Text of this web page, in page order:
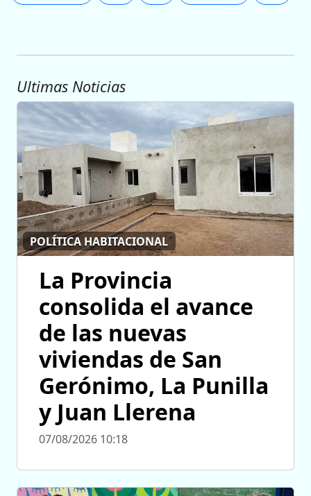
Ultimas Noticias
POLÍTICA HABITACIONAL
La Provincia
consolida el avance
de las nuevas
viviendas de San
Gerónimo, La Punilla
y Juan Llerena
07/08/2026 10:18